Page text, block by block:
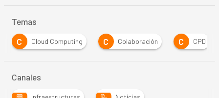
Temas
C
Cloud Computing C Colaboración C CPD
Canales